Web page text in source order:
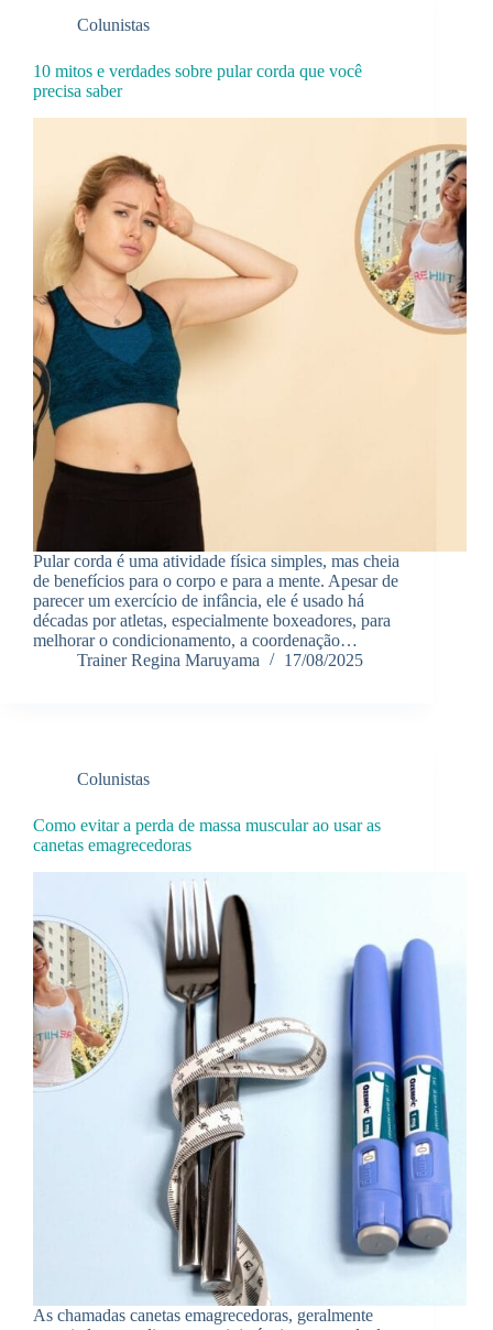
Colunistas
10 mitos e verdades sobre pular corda que você
precisa saber
Pular corda é uma atividade física simples, mas cheia
de benefícios para o corpo e para a mente. Apesar de
parecer um exercício de infância, ele é usado há
décadas por atletas, especialmente boxeadores, para
melhorar o condicionamento, a coordenação…
Trainer Regina Maruyama
17/08/2025
Colunistas
Como evitar a perda de massa muscular ao usar as
canetas emagrecedoras
As chamadas canetas emagrecedoras, geralmente